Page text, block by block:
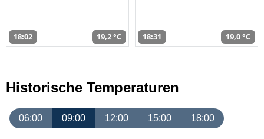
18:02 19,2 °C 18:31 19,0 °C
Historische Temperaturen
06:00 09:00 12:00 15:00 18:00